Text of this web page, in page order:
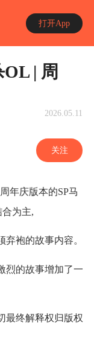
打开App
| 周
2026.05.11
关注
年庆版本的SP马
为主,
袍的故事内容。
烈的故事增加了一
最终解释权归版权